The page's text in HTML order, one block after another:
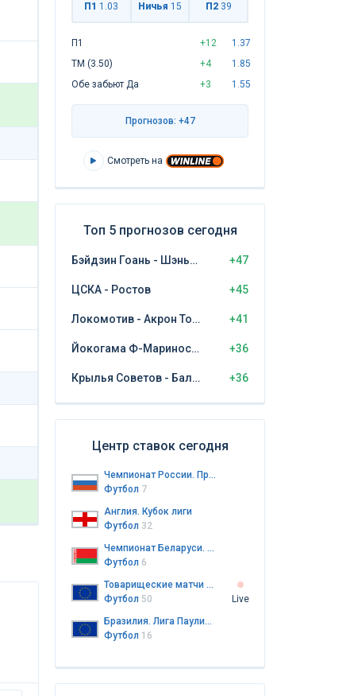
П1 1.03 Ничья 15 П2 39
П1 +12
1.37
ТМ (3.50)
+4
1.85
Обе забьют Да
+3 1.55
Прогнозов: +47
Смотреть на
Топ 5 прогнозов сегодня
Бэйдзин Гоань - Шэньчжэнь Пэн Сити +47
ЦСКА - Ростов +45
Локомотив - Акрон Тольятти +41
Йокогама Ф-Маринос - Кашима Антлерс +36
Крылья Советов - Балтика Калининград +36
Центр ставок сегодня
Чемпионат России. Премьер-лига
Футбол 7
Англия. Кубок лиги
Футбол 32
Чемпионат Беларуси. Высшая лига
Футбол 6
Товарищеские матчи клубов
Футбол 50
Live
Бразилия. Лига Паулиста до 20 лет
Футбол 16